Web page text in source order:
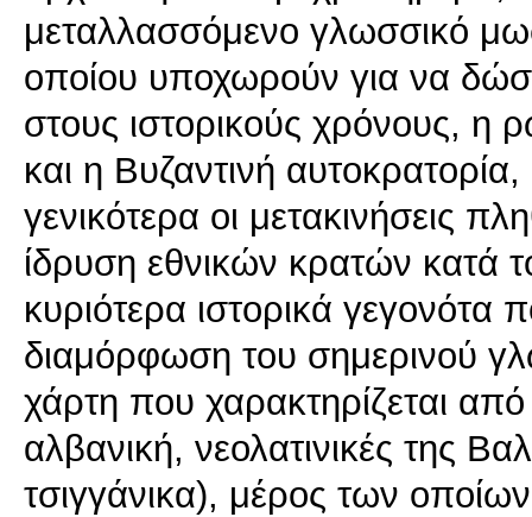
μεταλλασσόμενο γλωσσικό
οποίου υποχωρούν για να
στους ιστορικούς χρόνους, η
και η Βυζαντινή
γενικότερα οι μετακινήσεις
ίδρυση εθνικών κρατών κατά
κυριότερα ιστορικά γεγονότα
διαμόρφωση του σημερινού
χάρτη που χαρακτηρίζεται
αλβανική, νεολατινικές της
τσιγγάνικα), μέρος των